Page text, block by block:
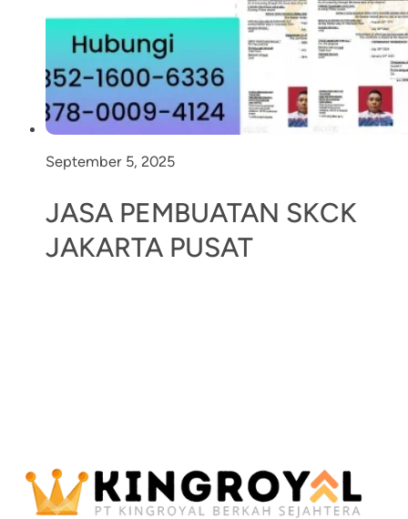
September 5, 2025
JASA PEMBUATAN SKCK
JAKARTA PUSAT